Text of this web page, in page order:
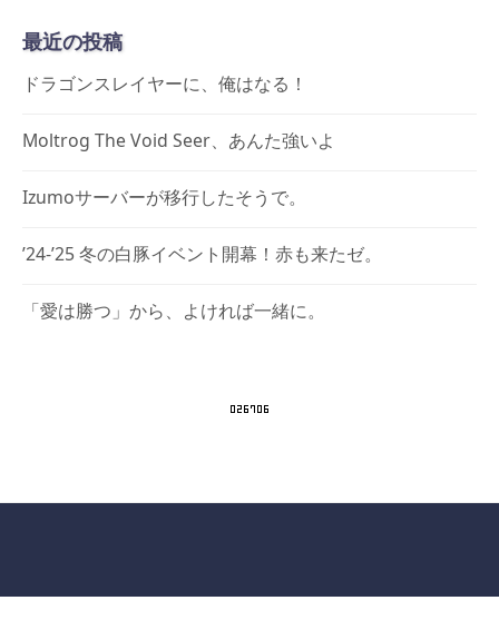
イ
最近の投稿
ドラゴンスレイヤーに、俺はなる！
Moltrog The Void Seer、あんた強いよ
Izumoサーバーが移行したそうで。
’24-’25 冬の白豚イベント開幕！赤も来たゼ。
「愛は勝つ」から、よければ一緒に。